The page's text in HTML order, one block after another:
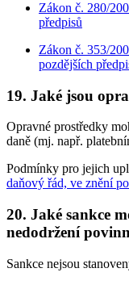
Zákon č. 280/
předpisů
Zákon č. 353/
pozdějších
19. Jaké jsou
Opravné prostředky
daně (mj. např.
Podmínky pro jejich
daňový řád, ve znění
20. Jaké sankce
nedodržení
Sankce nejsou